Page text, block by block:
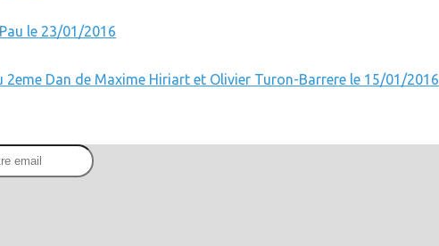
le 23/01/2016
Dan de Maxime Hiriart et Olivier Turon-Barrere le 15/01/2016